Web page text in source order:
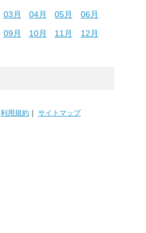
03月 04月 05月
06月
09月 10月 11月 12月
利用規約 サイトマップ